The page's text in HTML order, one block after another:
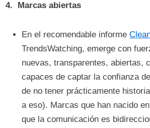
4. Marcas abiertas
En el recomendable informe
TrendsWatching, emerge con
nuevas, transparentes, abiertas,
capaces de captar la confianza
de no tener prácticamente
a eso). Marcas que han nacido
que la comunicación es